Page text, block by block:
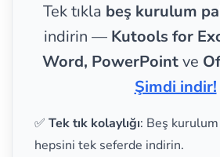
Tek tıkla beş kurulum
indirin — Kutools for
Word, PowerPointve
Şimdi indir!
✅ Tek tık kolaylığı: Beş
hepsini tek seferde indirin.